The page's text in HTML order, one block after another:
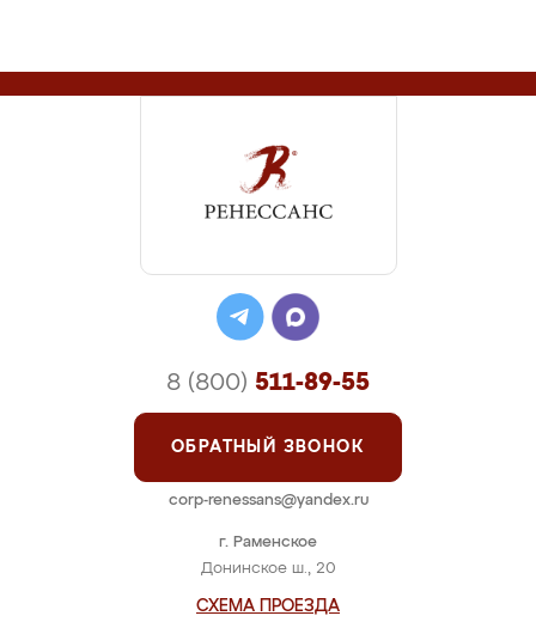
г. Раменское
Донинское ш., 20
СХЕМА ПРОЕЗДА
8 (800) 511-89-55
ОБРАТНЫЙ ЗВОНОК
corp-renessans@yandex.ru